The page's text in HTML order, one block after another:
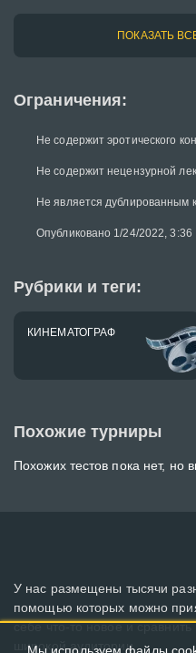
Ограничения:
Не содержит эротического
Не содержит нецензурной
Не является дублированным
Опубликовано 1/24/2022, 3:36
Рубрики и теги:
КИНЕМАТОГРАФ
ПОКАЗАТЬ
Похожие турниры
Похожих тестов пока нет, но
У нас размещены тысячи
помощью которых можно
себе что-то новое и
широкой аудитории.